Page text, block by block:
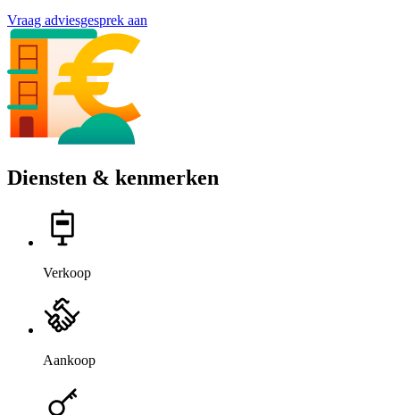
Vraag adviesgesprek aan
Diensten & kenmerken
Verkoop
Aankoop